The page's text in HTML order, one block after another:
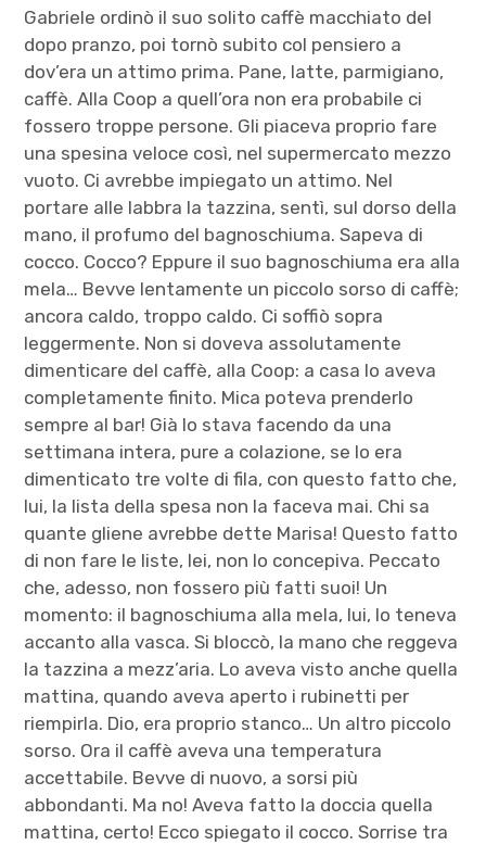
Gabriele ordinò il suo solito caffè macchiato del
dopo pranzo, poi tornò subito col pensiero a
dov’era un attimo prima. Pane, latte, parmigiano,
caffè. Alla Coop a quell’ora non era probabile ci
fossero troppe persone. Gli piaceva proprio fare
una spesina veloce così, nel supermercato mezzo
vuoto. Ci avrebbe impiegato un attimo. Nel
portare alle labbra la tazzina, sentì, sul dorso della
mano, il profumo del bagnoschiuma. Sapeva di
cocco. Cocco? Eppure il suo bagnoschiuma era alla
mela… Bevve lentamente un piccolo sorso di caffè;
ancora caldo, troppo caldo. Ci soffiò sopra
leggermente. Non si doveva assolutamente
dimenticare del caffè, alla Coop: a casa lo aveva
completamente finito. Mica poteva prenderlo
sempre al bar! Già lo stava facendo da una
settimana intera, pure a colazione, se lo era
dimenticato tre volte di fila, con questo fatto che,
lui, la lista della spesa non la faceva mai. Chi sa
quante gliene avrebbe dette Marisa! Questo fatto
di non fare le liste, lei, non lo concepiva. Peccato
che, adesso, non fossero più fatti suoi! Un
momento: il bagnoschiuma alla mela, lui, lo teneva
accanto alla vasca. Si bloccò, la mano che reggeva
la tazzina a mezz’aria. Lo aveva visto anche quella
mattina, quando aveva aperto i rubinetti per
riempirla. Dio, era proprio stanco… Un altro piccolo
sorso. Ora il caffè aveva una temperatura
accettabile. Bevve di nuovo, a sorsi più
abbondanti. Ma no! Aveva fatto la doccia quella
mattina, certo! Ecco spiegato il cocco. Sorrise tra